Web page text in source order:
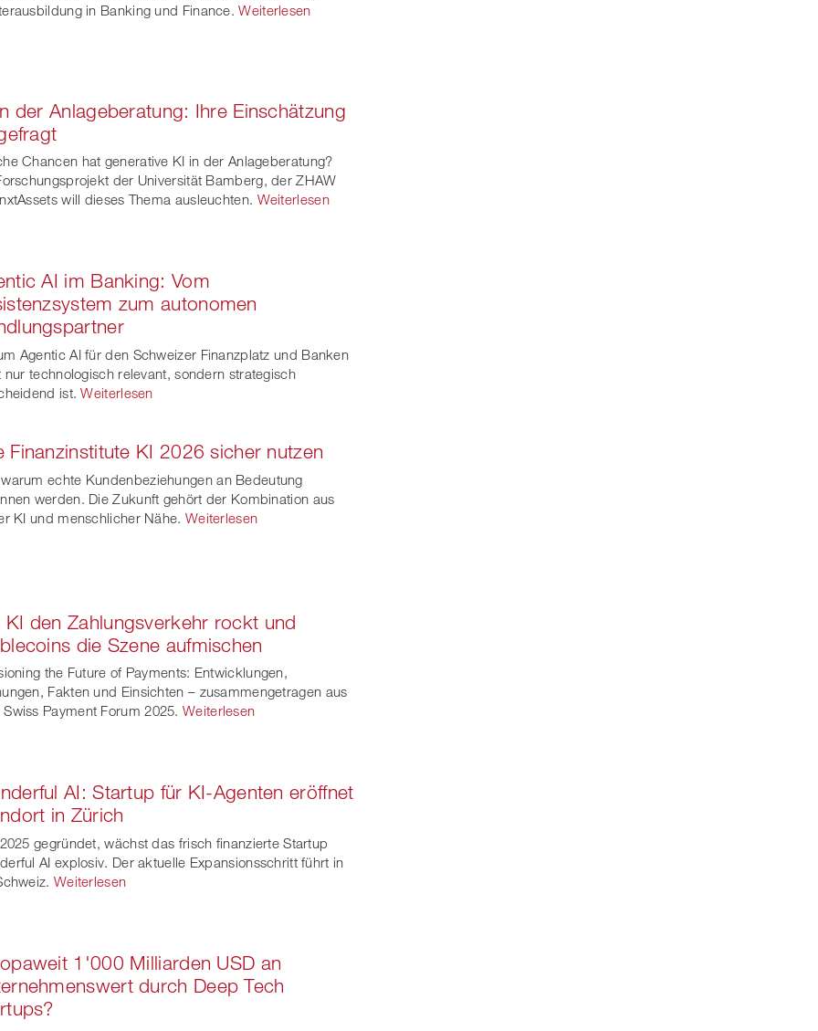
er
in Banking und Finance. Weiterlesen
der Anlageberatung: Ihre Einschätzung
Chancen hat generative KI in der Anlageberatung?
der Universität Bamberg, der ZHAW
will dieses Thema ausleuchten. Weiterlesen
AI im Banking: Vom
zum autonomen
Agentic AI für den Schweizer Finanzplatz und Banken
nur technologisch relevant, sondern strategisch
ist. Weiterlesen
Finanzinstitute KI 2026 sicher nutzen
echte Kundenbeziehungen an Bedeutung
werden. Die Zukunft gehört der Kombination aus
KI und menschlicher Nähe. Weiterlesen
KI den Zahlungsverkehr rockt und
die Szene aufmischen
the Future of Payments: Entwicklungen,
Fakten und Einsichten – zusammengetragen aus
Payment Forum 2025. Weiterlesen
AI: Startup für KI-Agenten eröffnet
in Zürich
gegründet, wächst das frisch finanzierte Startup
AI explosiv. Der aktuelle Expansionsschritt führt in
Weiterlesen
1'000 Milliarden USD an
durch Deep Tech